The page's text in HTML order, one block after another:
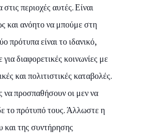
περιοχές αυτές. Είναι
και ανόητο να μπούμε στη
πρότυπα είναι το ιδανικό,
διαφορετικές κοινωνίες με
και πολιτιστικές καταβολές.
να προσπαθήσουν οι μεν να
το πρότυπό τους. Άλλωστε η
και της συντήρησης